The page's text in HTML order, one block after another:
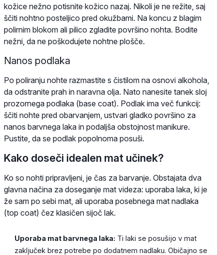
kožice nežno potisnite kožico nazaj. Nikoli je ne režite, saj
ščiti nohtno posteljico pred okužbami. Na koncu z blagim
polirnim blokom ali pilico zgladite površino nohta. Bodite
nežni, da ne poškodujete nohtne plošče.
Nanos podlaka
Po poliranju nohte razmastite s čistilom na osnovi alkohola,
da odstranite prah in naravna olja. Nato nanesite tanek sloj
prozornega podlaka (base coat). Podlak ima več funkcij:
ščiti nohte pred obarvanjem, ustvari gladko površino za
nanos barvnega laka in podaljša obstojnost manikure.
Pustite, da se podlak popolnoma posuši.
Kako doseči idealen mat učinek?
Ko so nohti pripravljeni, je čas za barvanje. Obstajata dva
glavna načina za doseganje mat videza: uporaba laka, ki je
že sam po sebi mat, ali uporaba posebnega mat nadlaka
(top coat) čez klasičen sijoč lak.
Uporaba mat barvnega laka: Ti laki se posušijo v mat
zaključek brez potrebe po dodatnem nadlaku. Običajno se